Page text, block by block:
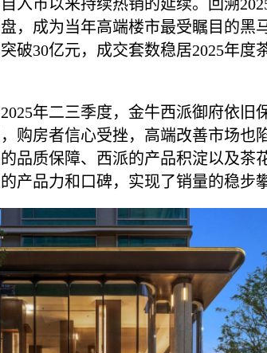
入市以来持续热销的延续。回溯
，成为当年高端楼市最受瞩目的黑
破30亿元，成交套数稳居2025年度
年二三季度，金牛西派御府依旧
购房者信心受挫，高端改善市场也
品质保障、西派的产品积淀以及茶
产品力和口碑，实现了销量的稳步攀